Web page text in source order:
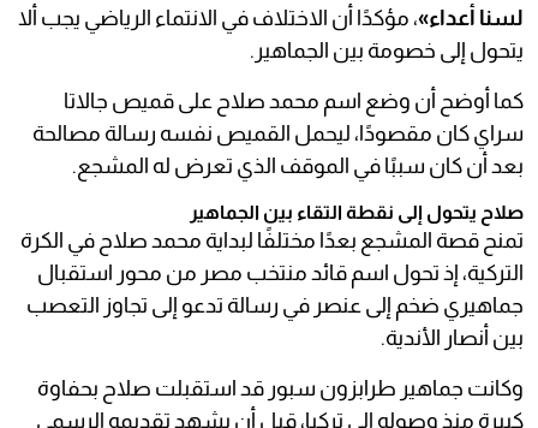
لسنا أعداء»، مؤكدًا أن الاختلاف في الانتماء الرياضي يجب ألا
يتحول إلى خصومة بين الجماهير.
كما أوضح أن وضع اسم محمد صلاح على قميص جالاتا
سراي كان مقصودًا، ليحمل القميص نفسه رسالة مصالحة
بعد أن كان سببًا في الموقف الذي تعرض له المشجع.
صلاح يتحول إلى نقطة التقاء بين الجماهير
تمنح قصة المشجع بعدًا مختلفًا لبداية محمد صلاح في الكرة
التركية، إذ تحول اسم قائد منتخب مصر من محور استقبال
جماهيري ضخم إلى عنصر في رسالة تدعو إلى تجاوز التعصب
بين أنصار الأندية.
وكانت جماهير طرابزون سبور قد استقبلت صلاح بحفاوة
كبيرة منذ وصوله إلى تركيا، قبل أن يشهد تقديمه الرسمي